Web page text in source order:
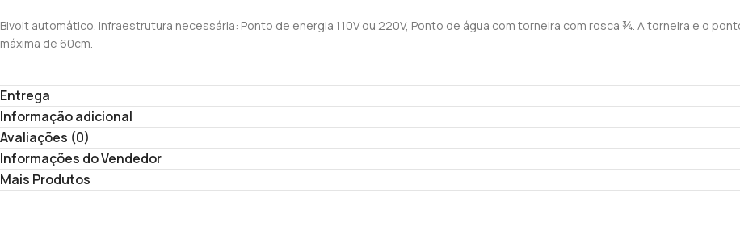
Bivolt automático. Infraestrutura necessária: Ponto de energia 110V ou 220V, Ponto de água com torneira com rosca ¾. A torneira e o
máxima de 60cm.
Entrega
Informação adicional
Avaliações (0)
Informações do Vendedor
Mais Produtos